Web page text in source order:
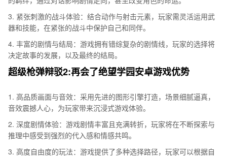
3. 紧张刺激的战斗体验：结合动作与射击元素，玩家需灵活运用武
器和技能，在紧张的战斗中保护自己和同伴。
4. 丰富的剧情与结局：游戏拥有错综复杂的剧情线，玩家的选择将
决定故事的发展，以及最终的结局。
超级枪弹辩驳2:再会了绝望学园安卓游戏优势
1. 高品质画面与音效：采用先进的图形引擎打造，场景细腻逼真，
音效震撼人心，为玩家带来沉浸式游戏体验。
2. 深度剧情体验：游戏剧情丰富且充满转折，玩家将在不断探索与
推理中感受到强烈的代入感和情感共鸣。
3. 高度自由度的玩法：游戏提供了多种选择路径，玩家可以根据自